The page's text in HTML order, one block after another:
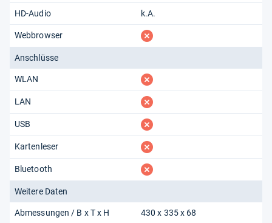
HD-Audio k.A.
Webbrowser fehlt
Anschlüsse
WLAN fehlt
LAN fehlt
USB fehlt
Kartenleser fehlt
Bluetooth fehlt
Weitere Daten
Abmessungen / B x T x H 430 x 335 x 68